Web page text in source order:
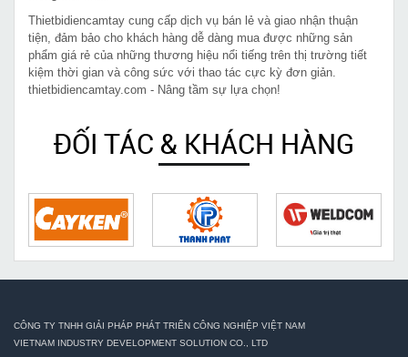
Thietbidiencamtay cung cấp dịch vụ bán lẻ và giao nhận thuận
tiện, đảm bảo cho khách hàng dễ dàng mua được những sản
phẩm giá rẻ của những thương hiệu nổi tiếng trên thị trường tiết
kiệm thời gian và công sức với thao tác cực kỳ đơn giản.
thietbidiencamtay.com - Nâng tầm sự lựa chọn!
ĐỐI TÁC & KHÁCH HÀNG
CÔNG TY TNHH GIẢI PHÁP PHÁT TRIỂN CÔNG NGHIỆP VIỆT NAM
VIETNAM INDUSTRY DEVELOPMENT SOLUTION CO., LTD